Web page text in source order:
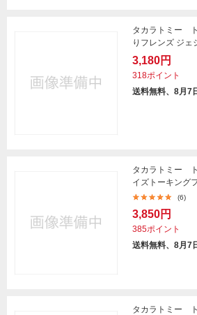
タカラトミー
りフレンズ ジェ
3,180円
318ポイント
送料無料、8月7
タカラトミー
イズトーキング
(6)
3,850円
385ポイント
送料無料、8月7
タカラトミー